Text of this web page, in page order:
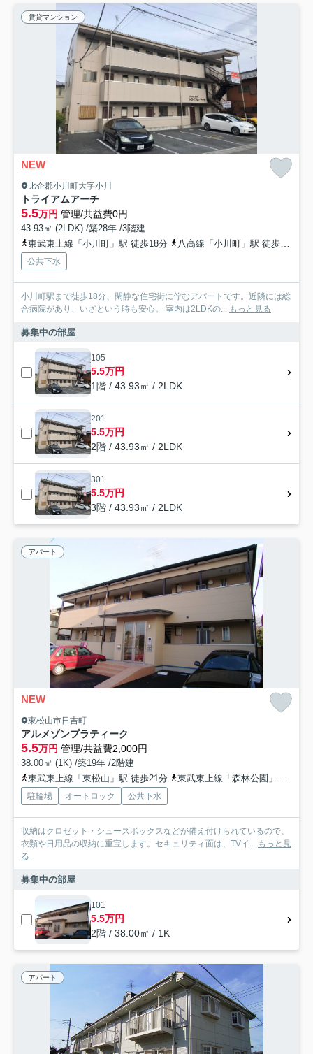
賃貸マンション
NEW
比企郡小川町大字小川
トライアムアーチ
5.5万円 管理/共益費0円
43.93㎡ (2LDK) /築28年 /3階建
東武東上線「小川町」駅 徒歩18分
八高線「小川町」駅 徒歩18分
公共下水
小川町駅まで徒歩18分、閑静な住宅街に佇むアパートです。近隣には総
合病院があり、いざという時も安心。 室内は2LDKの... もっと見る
募集中の部屋
105
5.5万円
1階 / 43.93㎡ / 2LDK
201
5.5万円
2階 / 43.93㎡ / 2LDK
301
5.5万円
3階 / 43.93㎡ / 2LDK
アパート
NEW
東松山市日吉町
アルメゾンプラティーク
5.5万円 管理/共益費2,000円
38.00㎡ (1K) /築19年 /2階建
東武東上線「東松山」駅 徒歩21分
東武東上線「森林公園」駅 徒歩38分
駐輪場 オートロック 公共下水
収納はクロゼット・シューズボックスなどが備え付けられているので、
衣類や日用品の収納に重宝します。セキュリティ面は、TVイ... もっと見
る
募集中の部屋
101
5.5万円
2階 / 38.00㎡ / 1K
アパート